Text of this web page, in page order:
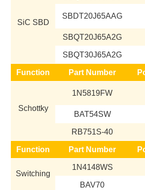
SiC SBD
SBDT20J65AAG
SBQT20J65A2G
SBQT30J65A2G
Function Part Number
Schottky
1N5819FW
BAT54SW
RB751S-40
Function Part Number
Switching
1N4148WS
BAV70